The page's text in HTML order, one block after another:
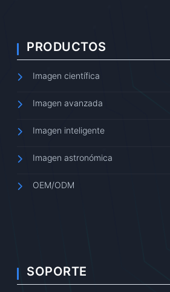
PRODUCTOS
Imagen científica
Imagen avanzada
Imagen inteligente
Imagen astronómica
OEM/ODM
SOPORTE